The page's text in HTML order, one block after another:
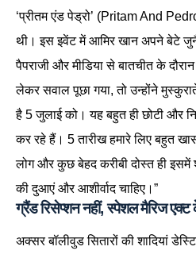
‘प्रीतम एंड पेड्रो’ (Pritam And
थी। इस इवेंट में आमिर खान अपने बेटे
पैपराजी और मीडिया से बातचीत के
लेकर सवाल पूछा गया, तो उन्होंने मुस्कुराते
है 5 जुलाई को। यह बहुत ही छोटी और
कर रहे हैं। 5 तारीख हमारे लिए बहुत
लोग और कुछ बेहद करीबी दोस्त ही
की दुआएं और आशीर्वाद चाहिए।”
ग्रैंड रिसेप्शन नहीं, स्पेशल मैरिज एक्ट
अक्सर बॉलीवुड सितारों की शादियां